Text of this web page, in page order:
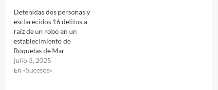
Detenidas dos personas y
esclarecidos 16 delitos a
raíz de un robo en un
establecimiento de
Roquetas de Mar
julio 3, 2025
En «Sucesos»